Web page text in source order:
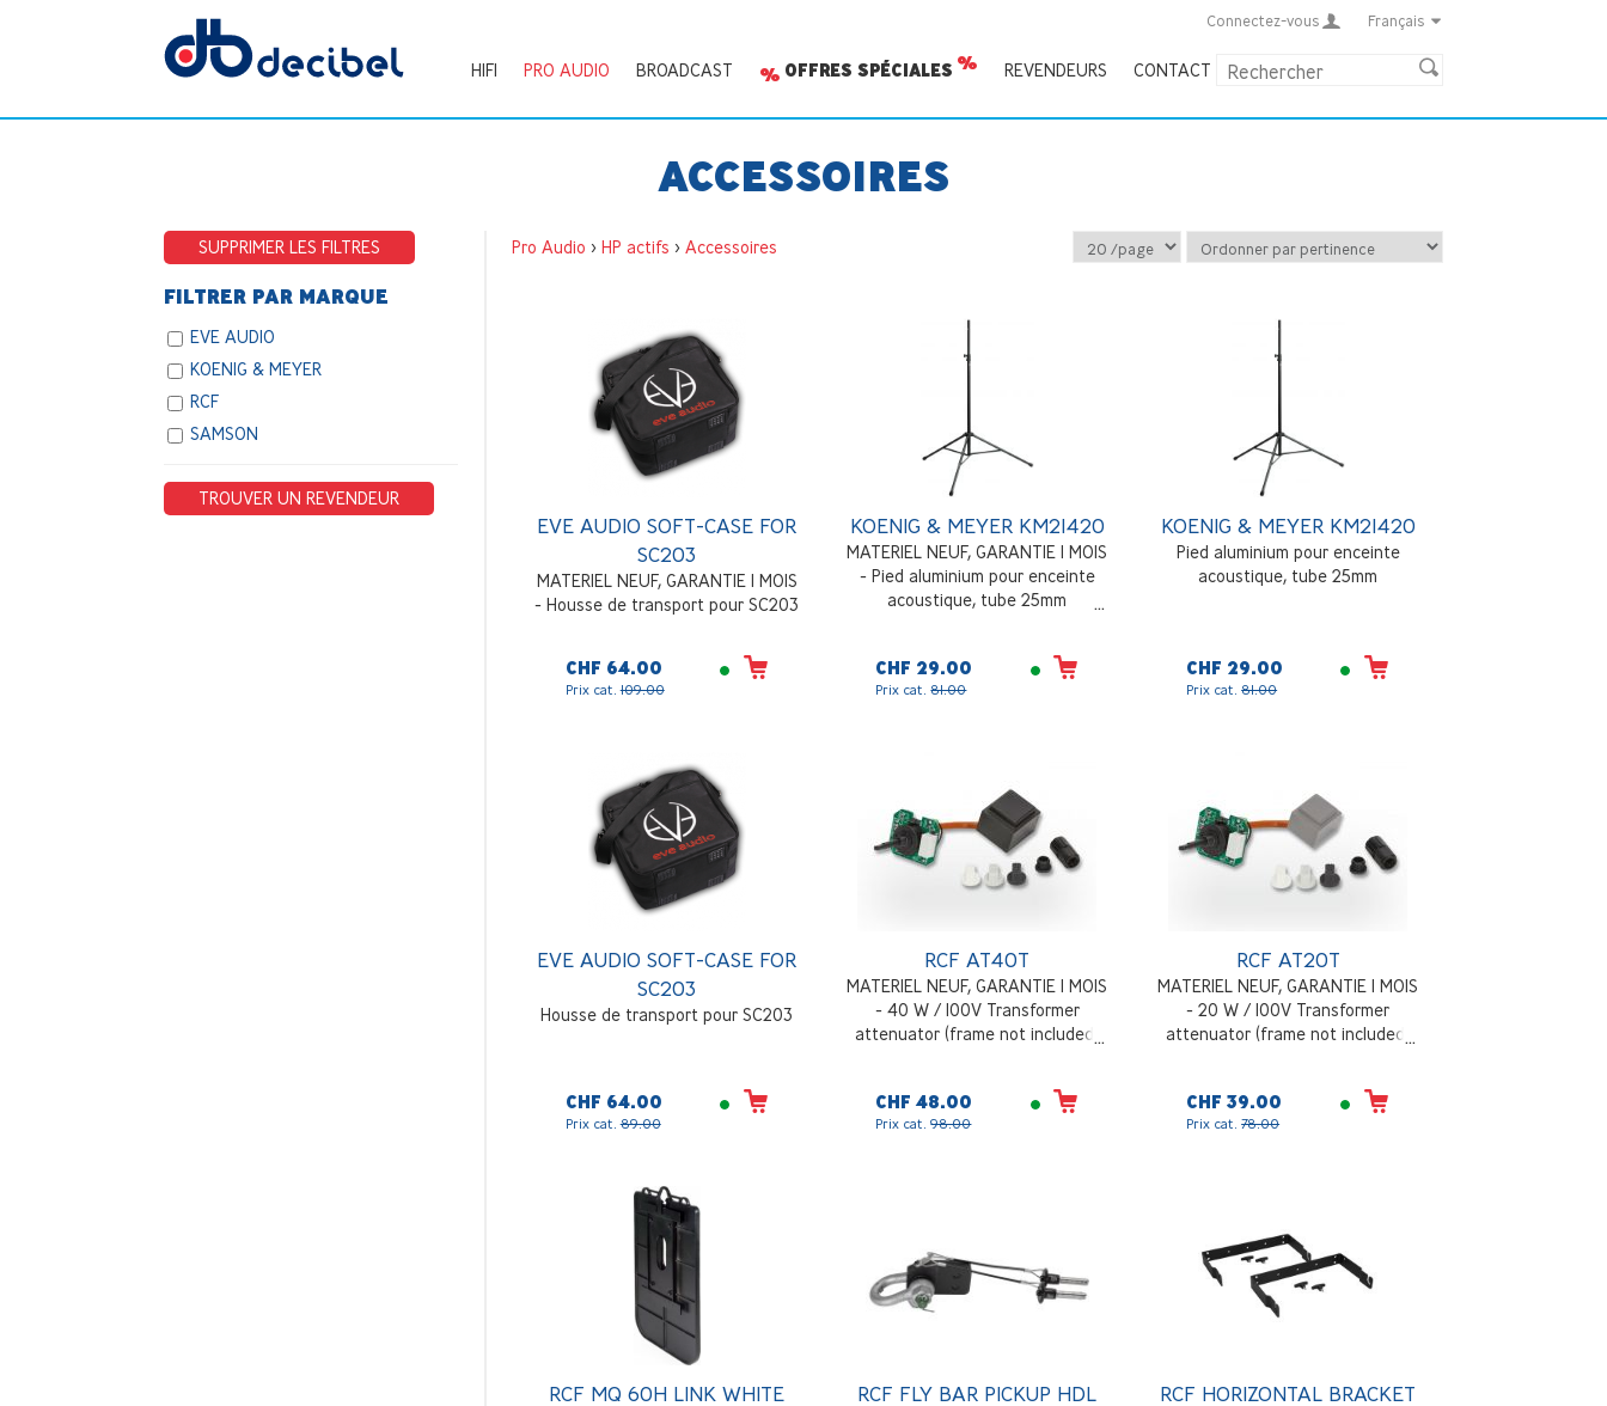
Connectez-vous Français
HIFI PRO AUDIO BROADCAST OFFRES SPÉCIALES REVENDEURS CONTACT
ACCESSOIRES
SUPPRIMER LES FILTRES
FILTRER PAR MARQUE
EVE AUDIO
KOENIG & MEYER
RCF
SAMSON
TROUVER UN REVENDEUR
Pro Audio > HP actifs > Accessoires
EVE AUDIO SOFT-CASE FOR
SC203
MATERIEL NEUF, GARANTIE 1 MOIS
- Housse de transport pour SC203
CHF 64.00
Prix cat.109.00
KOENIG & MEYER KM21420
MATERIEL NEUF, GARANTIE 1 MOIS
- Pied aluminium pour enceinte
acoustique, tube 25mm
CHF 29.00
Prix cat.81.00
KOENIG & MEYER KM21420
Pied aluminium pour enceinte
acoustique, tube 25mm
CHF 29.00
Prix cat.81.00
EVE AUDIO SOFT-CASE FOR
SC203
Housse de transport pour SC203
CHF 64.00
Prix cat.89.00
RCF AT40T
MATERIEL NEUF, GARANTIE 1 MOIS
- 40 W / 100V Transformer
attenuator (frame not included)
CHF 48.00
Prix cat.98.00
RCF AT20T
MATERIEL NEUF, GARANTIE 1 MOIS
- 20 W / 100V Transformer
attenuator (frame not included)
CHF 39.00
Prix cat.78.00
RCF MQ 60H LINK WHITE
RCF FLY BAR PICKUP HDL
RCF HORIZONTAL BRACKET